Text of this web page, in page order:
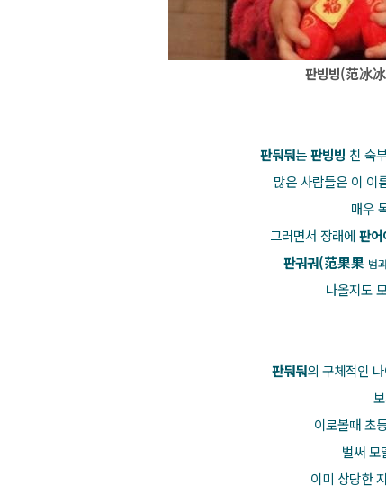
판빙빙(范冰冰
판둬둬는판빙빙 친 숙
많은 사람들은 이 이
매우
그러면서 장래에 판
판궈궈(范果果 범
나올지도
판둬둬의 구체적인
이로볼때 초
벌써 모
이미 상당한